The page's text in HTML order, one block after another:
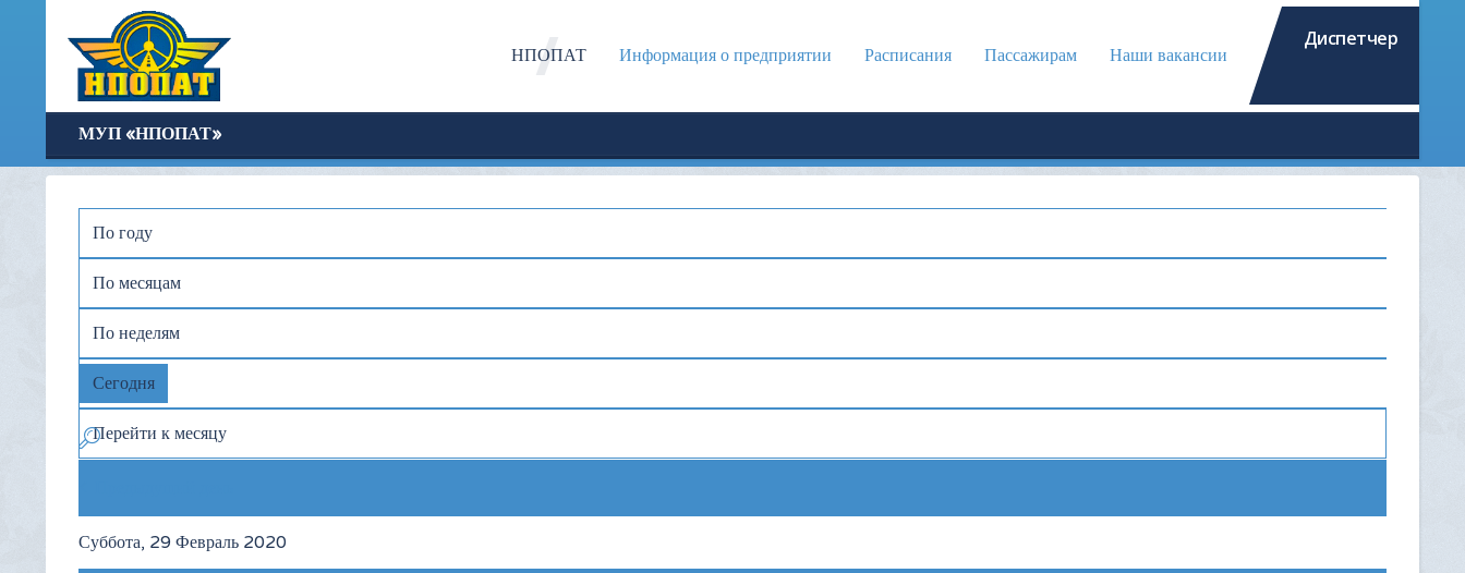
НПОПАТ Информация о предприятии Расписания Пассажирам Наши вакансии
Диспетчер
МУП «НПОПАТ»
По году
По месяцам
По неделям
Сегодня
Перейти к месяцу
Суббота, 29 Февраль 2020